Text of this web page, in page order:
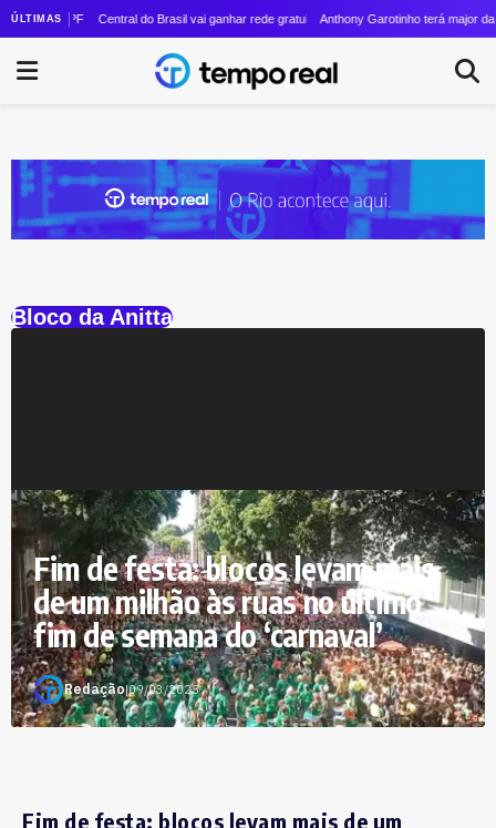
ÚLTIMAS
no MPF contra André Janones por suposta incitação ao crime em publicação nas
Central do Brasil vai ganhar rede gratuita de Wi-Fi de sexta geração
Anthony Garotinho terá major
Bloco da Anitta
Fim de festa: blocos levam mais
de um milhão às ruas no último
fim de semana do ‘carnaval’
Redação|09/03/2025
Fim de festa: blocos levam mais de um